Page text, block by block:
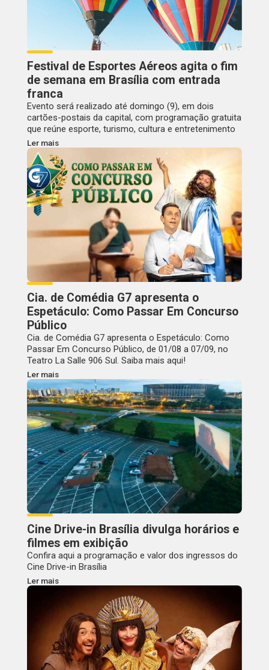
Festival de Esportes Aéreos agita o fim
de semana em Brasília com entrada
franca
Evento será realizado até domingo (9), em dois
cartões-postais da capital, com programação gratuita
que reúne esporte, turismo, cultura e entretenimento
Ler mais
Cia. de Comédia G7 apresenta o
Espetáculo: Como Passar Em Concurso
Público
Cia. de Comédia G7 apresenta o Espetáculo: Como
Passar Em Concurso Público, de 01/08 a 07/09, no
Teatro La Salle 906 Sul. Saiba mais aqui!
Ler mais
Cine Drive-in Brasília divulga horários e
filmes em exibição
Confira aqui a programação e valor dos ingressos do
Cine Drive-in Brasília
Ler mais